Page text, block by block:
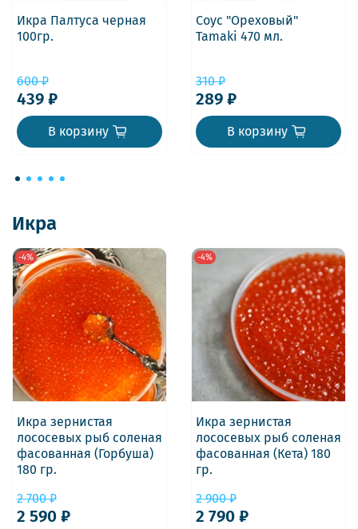
Икра Палтуса черная
100гр.
600 ₽
439 ₽
В корзину
Соус "Ореховый"
Tamaki 470 мл.
310 ₽
289 ₽
В корзину
Икра
-4%
Икра зернистая
лососевых рыб соленая
фасованная (Горбуша)
180 гр.
2 700 ₽
2 590 ₽
-4%
Икра зернистая
лососевых рыб соленая
фасованная (Кета) 180
гр.
2 900 ₽
2 790 ₽